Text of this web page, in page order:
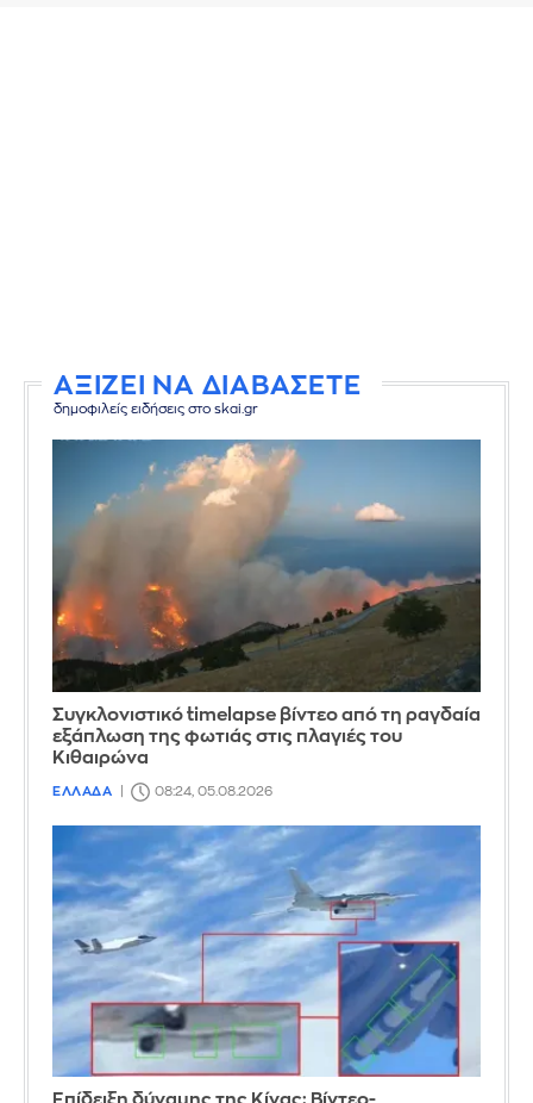
ΑΞΙΖΕΙ ΝΑ ΔΙΑΒΑΣΕΤΕ
δημοφιλείς ειδήσεις στο skai.gr
Συγκλονιστικό timelapse βίντεο από τη ραγδαία
εξάπλωση της φωτιάς στις πλαγιές του
Κιθαιρώνα
ΕΛΛΑΔΑ 08:24, 05.08.2026